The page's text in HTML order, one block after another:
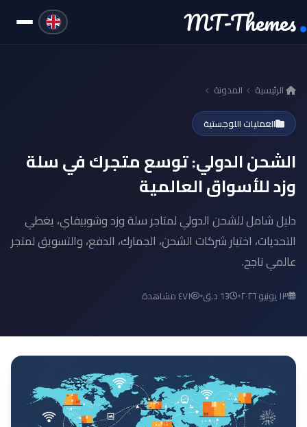
MT-Themes
الرئيسية المدونة
العمليات اللوجستية
الشحن الدولي: توسع متجرك في سلة
وزد للأسواق العالمية
دليل شامل للشحن الدولي لمتاجر سلة وزد وشوبيفاي، يغطي
التحديات، اختيار شركات الشحن، الجمارك، الدفع، والتسويق لمتجر
عالمي ناجح.
١٣ يونيو ٢٠٢٦ 13 د.ق ٤٧١ مشاهدة